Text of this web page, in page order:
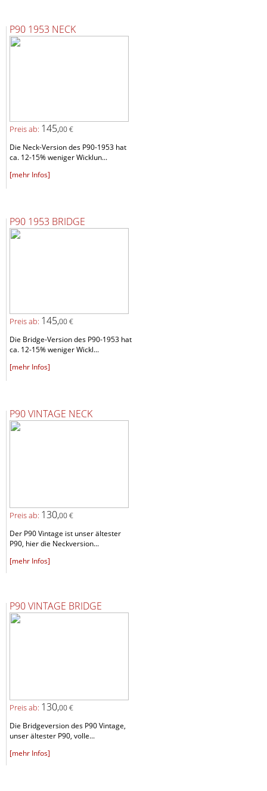
P90 1953 NECK
Preis ab: 145,00 €
Die Neck-Version des P90-1953 hat
ca. 12-15% weniger Wicklun...
[mehr Infos]
P90 1953 BRIDGE
Preis ab: 145,00 €
Die Bridge-Version des P90-1953 hat
ca. 12-15% weniger Wickl...
[mehr Infos]
P90 VINTAGE NECK
Preis ab: 130,00 €
Der P90 Vintage ist unser ältester
P90, hier die Neckversion...
[mehr Infos]
P90 VINTAGE BRIDGE
Preis ab: 130,00 €
Die Bridgeversion des P90 Vintage,
unser ältester P90, volle...
[mehr Infos]